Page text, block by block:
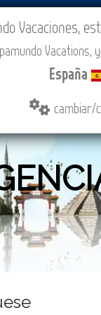
PROMOCIONES
Vacaciones,
España
cambiar/